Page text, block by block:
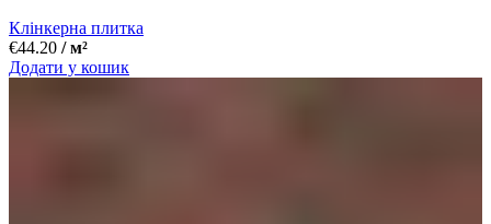
Клінкерна плитка
€44.20 / м²
Додати у кошик